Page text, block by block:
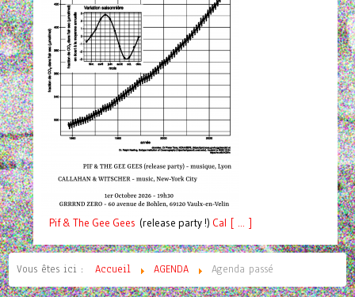
Pif& The Gee Gees (release party !) Cal [ ... ]
Vous êtes ici : Accueil AGENDA Agenda passé